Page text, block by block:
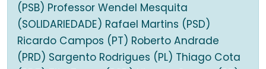
(PSB) Professor Wendel Mesquita
(SOLIDARIEDADE) Rafael Martins (PSD)
Ricardo Campos (PT) Roberto Andrade
(PRD) Sargento Rodrigues (PL) Thiago Cota